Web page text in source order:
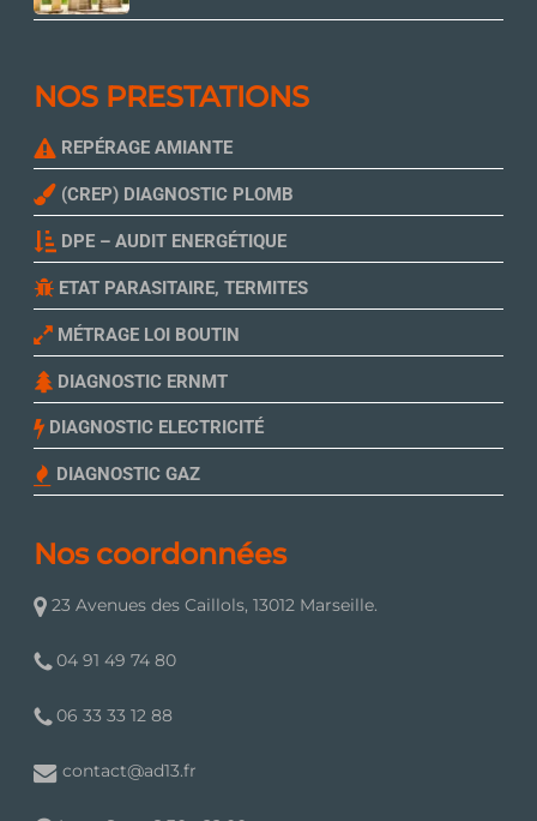
NOS PRESTATIONS
REPÉRAGE AMIANTE
(CREP) DIAGNOSTIC PLOMB
DPE – AUDIT ENERGÉTIQUE
ETAT PARASITAIRE, TERMITES
MÉTRAGE LOI BOUTIN
DIAGNOSTIC ERNMT
DIAGNOSTIC ELECTRICITÉ
DIAGNOSTIC GAZ
Nos coordonnées
23 Avenues des Caillols, 13012 Marseille.
04 91 49 74 80
06 33 33 12 88
contact@ad13.fr